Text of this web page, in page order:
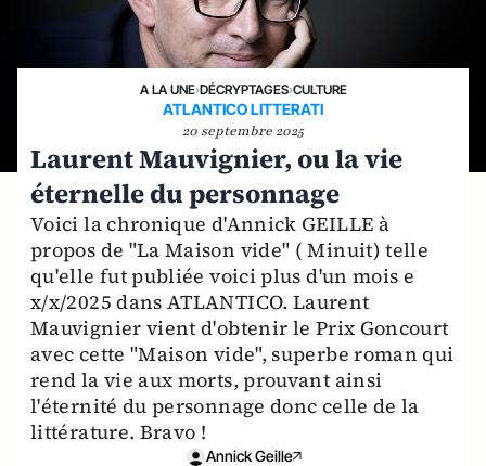
A LA UNE›DÉCRYPTAGES›CULTURE
ATLANTICO LITTERATI
20 septembre 2025
Laurent Mauvignier, ou la vie
éternelle du personnage
Voici la chronique d'Annick GEILLE à
propos de "La Maison vide" ( Minuit) telle
qu'elle fut publiée voici plus d'un mois e
x/x/2025 dans ATLANTICO. Laurent
Mauvignier vient d'obtenir le Prix Goncourt
avec cette "Maison vide", superbe roman qui
rend la vie aux morts, prouvant ainsi
l'éternité du personnage donc celle de la
littérature. Bravo !
Annick Geille